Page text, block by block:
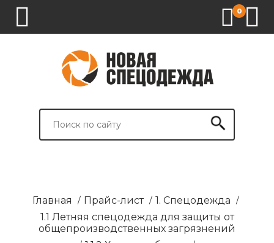
0
СПЕЦОДЕЖДА
СПЕЦОБУВЬ
СРЕДСТВА
ВСПОМОГАТЕЛЬНЫЕ
БРЕНДИРОВАНИЕ
Главная / Прайс-лист / 1. Спецодежда /
1.1 Летняя спецодежда для защиты от
общепроизводственных загрязнений